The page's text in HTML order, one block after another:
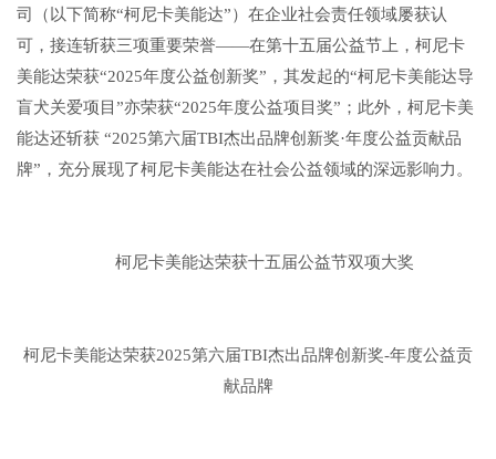
司（以下简称“柯尼卡美能达”）在企业社会责任领域屡获认
可，接连斩获三项重要荣誉——在第十五届公益节上，柯尼卡
美能达荣获“2025年度公益创新奖”，其发起的“柯尼卡美能达导
盲犬关爱项目”亦荣获“2025年度公益项目奖”；此外，柯尼卡美
能达还斩获 “2025第六届TBI杰出品牌创新奖·年度公益贡献品
牌”，充分展现了柯尼卡美能达在社会公益领域的深远影响力。
柯尼卡美能达荣获十五届公益节双项大奖
柯尼卡美能达荣获2025第六届TBI杰出品牌创新奖-年度公益贡
献品牌